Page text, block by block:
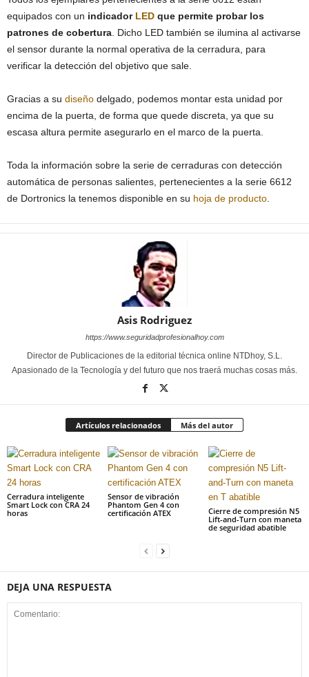
equipados con un indicador LED que permite probar los
patrones de cobertura . Dicho LED también se ilumina al activarse
el sensor durante la normal operativa de la cerradura, para
verificar la detección del objetivo que sale.
Gracias a su diseño delgado, podemos montar esta unidad por
encima de la puerta, de forma que quede discreta, ya que su
escasa altura permite asegurarlo en el marco de la puerta.
Toda la información sobre la serie de cerraduras con detección
automática de personas salientes, pertenecientes a la serie 6612
de Dortronics la tenemos disponible en su hoja de producto
Asis Rodriguez
https://www.seguridadprofesionalhoy.com
Director de Publicaciones de la editorial técnica online NTDhoy, S.L.
Apasionado de la Tecnología y del futuro que nos traerá muchas cosas más.
Artículos relacionados Más del autor
Cerradura inteligente
Smart Lock con CRA 24
horas
Sensor de vibración
Phantom Gen 4 con
certificación ATEX
Cierre de compresión N5
Lift-and-Turn con maneta
de seguridad abatible
DEJA UNA RESPUESTA